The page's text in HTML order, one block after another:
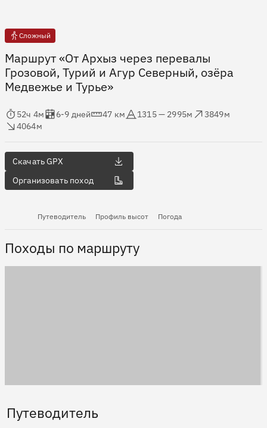
Сложный
Маршрут «От Архыз через перевалы
Грозовой, Турий и Агур Северный, озёра
Медвежье и Турье»
в пути
52ч 4м
Оценка в днях
6-9 дней
Дистанция
47 км
Абсолютная высота
1315 — 2995м
3849м
4064м
Скачать GPX
Организовать поход
Путеводитель Профиль высот Погода
Походы по маршруту
Путеводитель